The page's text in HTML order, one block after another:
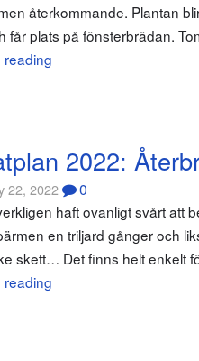
återkommande. Plantan
får plats på fönsterbrädan.
reading
2022:
22, 2022 0
haft ovanligt svårt att
en triljard gånger och
skett… Det finns helt enkelt
reading